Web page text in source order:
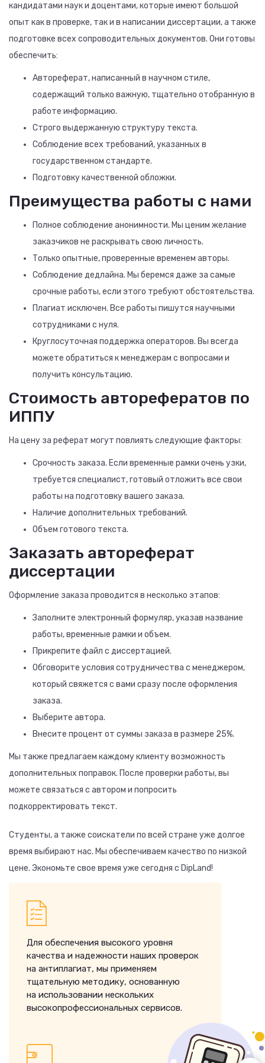
кандидатами наук и доцентами, которые имеют большой
опыт как в проверке, так и в написании диссертации, а также
подготовке всех сопроводительных документов. Они готовы
обеспечить:
Автореферат, написанный в научном стиле,
содержащий только важную, тщательно отобранную в
работе информацию.
Строго выдержанную структуру текста.
Соблюдение всех требований, указанных в
государственном стандарте.
Подготовку качественной обложки.
Преимущества работы с нами
Полное соблюдение анонимности. Мы ценим желание
заказчиков не раскрывать свою личность.
Только опытные, проверенные временем авторы.
Соблюдение дедлайна. Мы беремся даже за самые
срочные работы, если этого требуют обстоятельства.
Плагиат исключен. Все работы пишутся научными
сотрудниками с нуля.
Круглосуточная поддержка операторов. Вы всегда
можете обратиться к менеджерам с вопросами и
получить консультацию.
Стоимость авторефератов по
ИППУ
На цену за реферат могут повлиять следующие факторы:
Срочность заказа. Если временные рамки очень узки,
требуется специалист, готовый отложить все свои
работы на подготовку вашего заказа.
Наличие дополнительных требований.
Объем готового текста.
Заказать автореферат
диссертации
Оформление заказа проводится в несколько этапов:
Заполните электронный формуляр, указав название
работы, временные рамки и объем.
Прикрепите файл с диссертацией.
Обговорите условия сотрудничества с менеджером,
который свяжется с вами сразу после оформления
заказа.
Выберите автора.
Внесите процент от суммы заказа в размере 25%.
Мы также предлагаем каждому клиенту возможность
дополнительных поправок. После проверки работы, вы
можете связаться с автором и попросить
подкорректировать текст.
Студенты, а также соискатели по всей стране уже долгое
время выбирают нас. Мы обеспечиваем качество по низкой
цене. Экономьте свое время уже сегодня с DipLand!
Для обеспечения высокого уровня
качества и надежности наших проверок
на антиплагиат, мы применяем
тщательную методику, основанную
на использовании нескольких
высокопрофессиональных сервисов.